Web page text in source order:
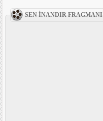
SEN İNANDIR FRAGMANI